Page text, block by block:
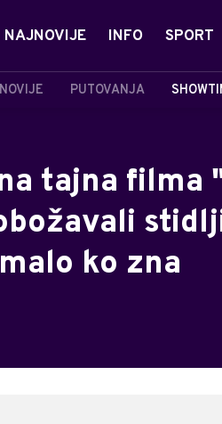
NAJNOVIJE INFO SPORT
PUTOVANJA
tajna filma
ko zna